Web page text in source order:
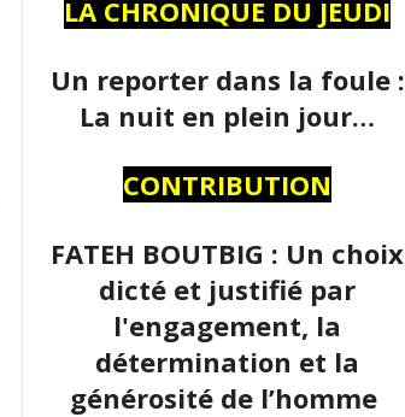
LA CHRONIQUE DU JEUDI
Un reporter dans la foule :
La nuit en plein jour…
CONTRIBUTION
FATEH BOUTBIG : Un choix
dicté et justifié par
l'engagement, la
détermination et la
générosité de l’homme